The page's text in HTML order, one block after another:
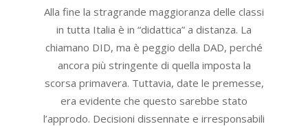
06
Alla fine la stragrande maggioranza delle classi
in tutta Italia è in “didattica” a distanza. La
chiamano DID, ma è peggio della DAD, perché
ancora più stringente di quella imposta la
scorsa primavera. Tuttavia, date le premesse,
era evidente che questo sarebbe stato
l’approdo. Decisioni dissennate e irresponsabili